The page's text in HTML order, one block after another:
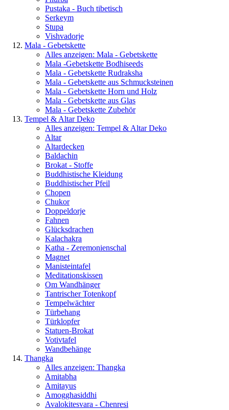
Pustaka - Buch tibetisch
Serkeym
Stupa
Vishvadorje
Mala - Gebetskette
Alles anzeigen: Mala - Gebetskette
Mala -Gebetskette Bodhiseeds
Mala - Gebetskette Rudraksha
Mala - Gebetskette aus Schmucksteinen
Mala - Gebetskette Horn und Holz
Mala - Gebetskette aus Glas
Mala - Gebetskette Zubehör
Tempel & Altar Deko
Alles anzeigen: Tempel & Altar Deko
Altar
Altardecken
Baldachin
Brokat - Stoffe
Buddhistische Kleidung
Buddhistischer Pfeil
Chopen
Chukor
Doppeldorje
Fahnen
Glücksdrachen
Kalachakra
Katha - Zeremonienschal
Magnet
Manisteintafel
Meditationskissen
Om Wandhänger
Tantrischer Totenkopf
Tempelwächter
Türbehang
Türklopfer
Statuen-Brokat
Votivtafel
Wandbehänge
Thangka
Alles anzeigen: Thangka
Amitabha
Amitayus
Amogghasiddhi
Avalokitesvara - Chenresi